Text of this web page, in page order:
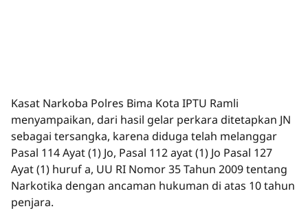
Kasat Narkoba Polres Bima Kota IPTU Ramli
menyampaikan, dari hasil gelar perkara ditetapkan JN
sebagai tersangka, karena diduga telah melanggar
Pasal 114 Ayat (1) Jo, Pasal 112 ayat (1) Jo Pasal 127
Ayat (1) huruf a, UU RI Nomor 35 Tahun 2009 tentang
Narkotika dengan ancaman hukuman di atas 10 tahun
penjara.